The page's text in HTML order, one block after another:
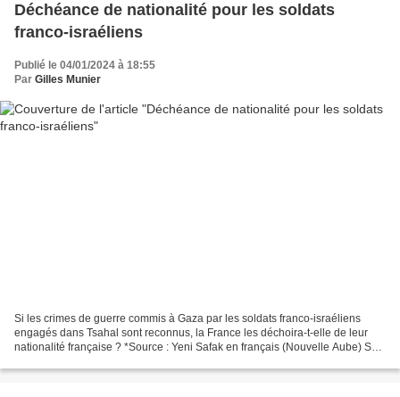
Déchéance de nationalité pour les soldats
franco-israéliens
Publié le 04/01/2024 à 18:55
Par Gilles Munier
Si les crimes de guerre commis à Gaza par les soldats franco-israéliens
engagés dans Tsahal sont reconnus, la France les déchoira-t-elle de leur
nationalité française ? *Source : Yeni Safak en français (Nouvelle Aube) Sur